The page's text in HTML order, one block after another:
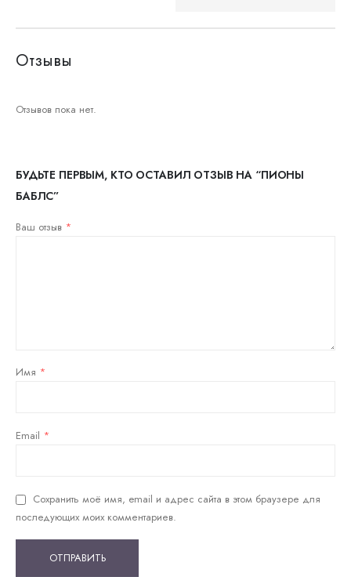
Отзывы
Отзывов пока нет.
БУДЬТЕ ПЕРВЫМ, КТО ОСТАВИЛ ОТЗЫВ НА “ПИОНЫ
БАБЛС”
Ваш отзыв *
Имя *
Email *
Сохранить моё имя, email и адрес сайта в этом браузере для
последующих моих комментариев.